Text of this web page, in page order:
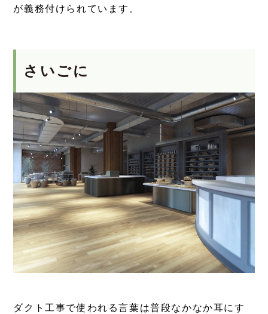
が義務付けられています。
さいごに
ダクト工事で使われる言葉は普段なかなか耳にす